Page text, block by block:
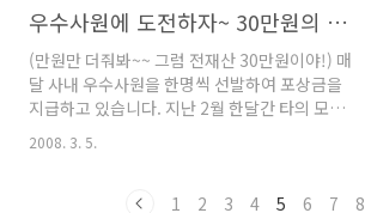
니다. ㅋ 예전엔 소주를 마시면 참소주였었는데,
어느샌가 참이슬로 바뀌더군요 (소주는 지역마다
브랜드가 다 틀린다죠? ^^) 솔직히 말하자면, 저
야 뭐... 어떤게 더 좋은지는 잘모르겠고, 그냥 한
잔 마셨을때, 목넘김이 부드러운 술이 좋더군
요..^^ 굳이 비교할 필요는 없을것 같습니다. 다
우수사원에 도전하자~ 30만원의 포상금이~!!
(만원만 더줘봐~~ 그럼 전재산 30만원이야!) 매
달 사내 우수사원을 한명씩 선발하여 포상금을
지급하고 있습니다. 지난 2월 한달간 타의 모범이
않은 마케팅팀의 막내가 선발되었네요~ 사장님
지 않습니까? 직원들의 사기를 팍~팍!! 올릴수 있
2008. 3. 5.
1 2 3 4 5 6 7 8